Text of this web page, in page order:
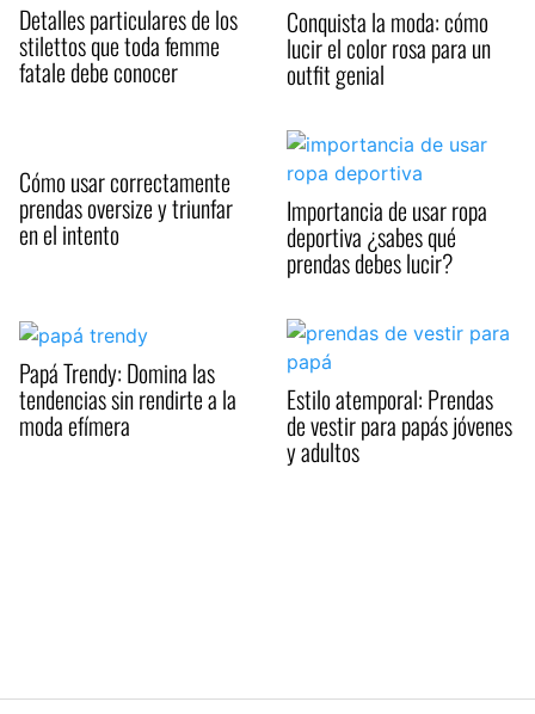
Detalles particulares de los
stilettos que toda femme
fatale debe conocer
Conquista la moda: cómo
lucir el color rosa para un
outfit genial
Cómo usar correctamente
prendas oversize y triunfar
en el intento
Importancia de usar ropa
deportiva ¿sabes qué
prendas debes lucir?
Papá Trendy: Domina las
tendencias sin rendirte a la
moda efímera
Estilo atemporal: Prendas
de vestir para papás jóvenes
y adultos